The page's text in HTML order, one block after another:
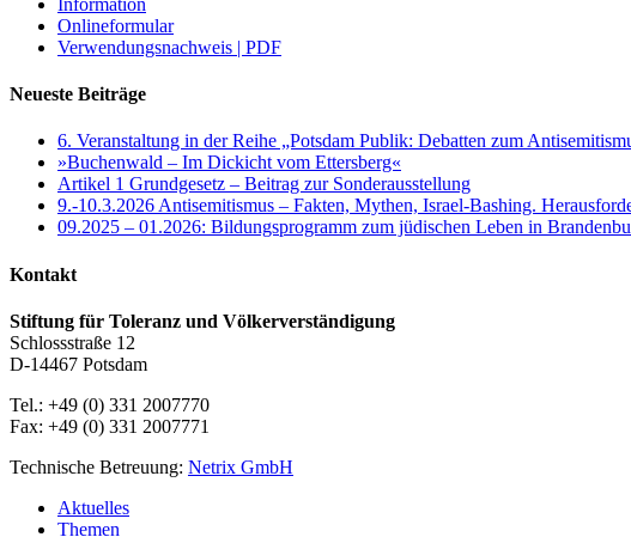
Information
Onlineformular
Verwendungsnachweis | PDF
Neueste Beiträge
6. Veranstaltung in der Reihe „Potsdam Publik: Debatten zum
»Buchenwald – Im Dickicht vom Ettersberg«
Artikel 1 Grundgesetz – Beitrag zur Sonderausstellung
9.-10.3.2026 Antisemitismus – Fakten, Mythen, Israel-Bashing.
09.2025 – 01.2026: Bildungsprogramm zum jüdischen Leben in
Kontakt
Stiftung für Toleranz und Völkerverständigung
Schlossstraße 12
D-14467 Potsdam
Tel.: +49 (0) 331 2007770
Fax: +49 (0) 331 2007771
Technische Betreuung: Netrix GmbH
Close
Menu
Aktuelles
Themen